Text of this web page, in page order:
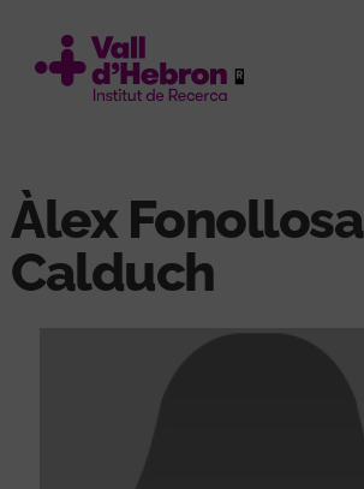
contingut
Àlex Fonollosa
Calduch